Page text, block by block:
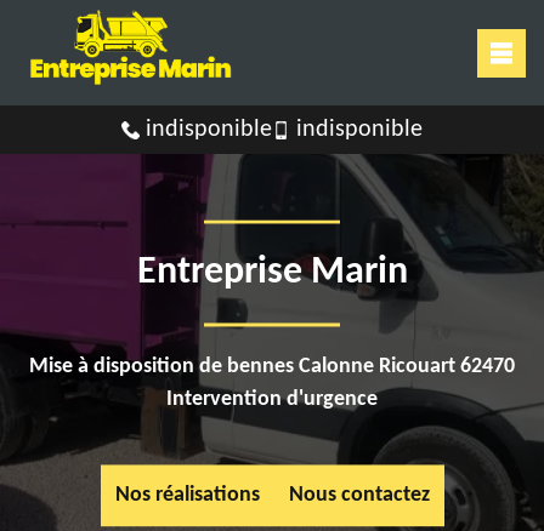
indisponible indisponible
Entreprise Marin
Mise à disposition de bennes Calonne Ricouart 62470
Intervention d'urgence
Nos réalisations Nous contactez